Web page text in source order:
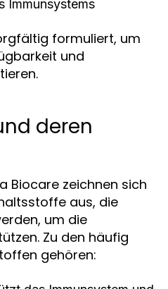
Immunsystems
formuliert, um
und
deren
Biocare zeichnen sich
aus, die
um die
Zu den häufig
gehören: